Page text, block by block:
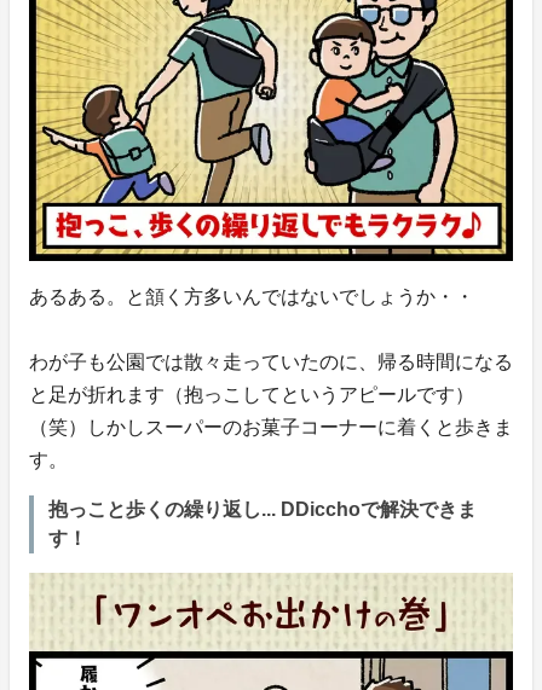
あるある。と頷く方多いんではないでしょうか・・
わが子も公園では散々走っていたのに、帰る時間になる
と足が折れます（抱っこしてというアピールです）
（笑）しかしスーパーのお菓子コーナーに着くと歩きま
す。
抱っこと歩くの繰り返し... DDicchoで解決できま
す！